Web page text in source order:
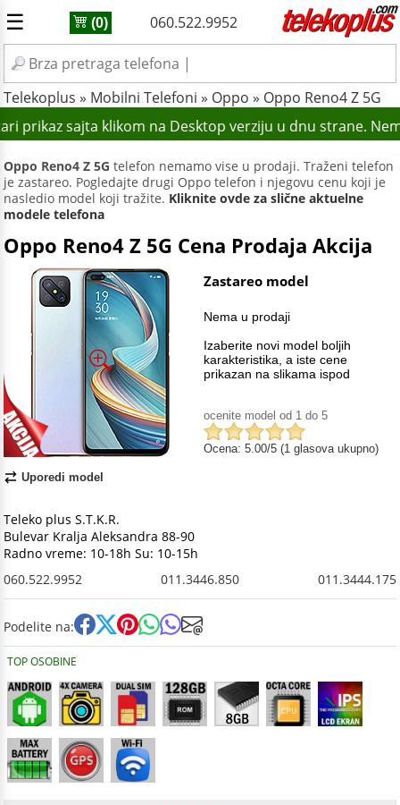
☰ (0) 060.522.9952
Telekoplus » Mobilni Telefoni » Oppo » Oppo Reno4 Z 5G
prikaz sajta klikom na Desktop verziju u dnu strane.
Oppo Reno4 Z 5G telefon nemamo vise u prodaji. Traženi telefon
je zastareo. Pogledajte drugi Oppo telefon i njegovu cenu koji je
nasledio model koji tražite. Kliknite ovde za slične aktuelne
modele telefona
Oppo Reno4 Z 5G Cena Prodaja Akcija
Uporedi model
Zastareo model
Nema u prodaji
Izaberite novi model boljih
karakteristika, a iste cene
prikazan na slikama ispod
ocenite model od 1 do 5
Ocena: 5.00/5 (1 glasova ukupno)
Teleko plus S.T.K.R.
Bulevar Kralja Aleksandra 88-90
Radno vreme: 10-18h Su: 10-15h
060.522.9952
011.3446.850 011.3444.175
Podelite na:
TOP OSOBINE